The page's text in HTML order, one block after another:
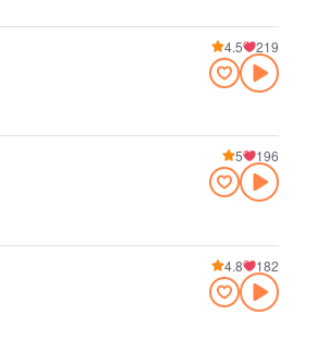
4.5 219
5 196
4.8 182